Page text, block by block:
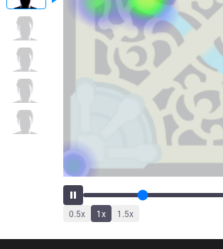
0.5x 1x 1.5x